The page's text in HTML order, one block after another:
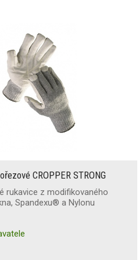
CROPPER STRONG
rukavice z modifikovaného
Spandexu® a Nylonu